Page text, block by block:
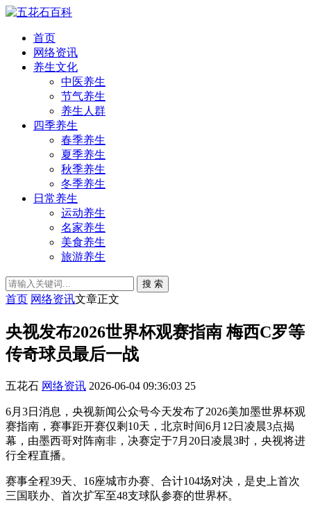
首页
网络资讯
养生文化
中医养生
节气养生
养生人群
四季养生
春季养生
夏季养生
秋季养生
冬季养生
日常养生
运动养生
名家养生
美食养生
旅游养生
搜 索
首页 网络资讯文章正文
央视发布2026世界杯观赛指南 梅西C罗等
传奇球员最后一战
五花石 网络资讯 2026-06-04 09:36:03 25
6月3日消息，央视新闻公众号今天发布了2026美加墨世界杯观
赛指南，赛事距开赛仅剩10天，北京时间6月12日凌晨3点揭
幕，由墨西哥对阵南非，决赛定于7月20日凌晨3时，央视将进
行全程直播。
赛事全程39天、16座城市办赛、合计104场对决，是史上首次
三国联办、首次扩军至48支球队参赛的世界杯。